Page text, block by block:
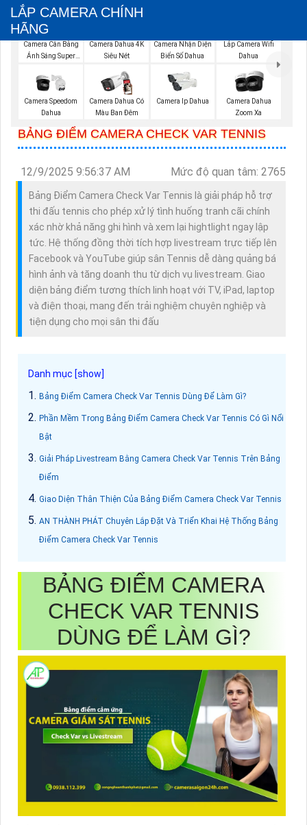
LẮP CAMERA CHÍNH
HÃNG
Camera Cân Bằng
Ánh Sáng Super
Camera Dahua 4K
Siêu Nét
Camera Nhận Diện
Biển Số Dahua
Lắp Camera Wifi
Dahua
Camera Speedom
Dahua
Camera Dahua Có
Màu Ban Đêm
Camera Ip Dahua
Camera Dahua
Zoom Xa
BẢNG ĐIỂM CAMERA CHECK VAR TENNIS
12/9/2025 9:56:37 AM Mức độ quan tâm: 2765
Bảng Điểm Camera Check Var Tennis là giải pháp hỗ trợ
thi đấu tennis cho phép xử lý tình huống tranh cãi chính
xác nhờ khả năng ghi hình và xem lại hightlight ngay lập
tức. Hệ thống đồng thời tích hợp livestream trực tiếp lên
Facebook và YouTube giúp sân Tennis dễ dàng quảng bá
hình ảnh và tăng doanh thu từ dịch vụ livestream. Giao
diện bảng điểm tương thích linh hoạt với TV, iPad, laptop
và điện thoại, mang đến trải nghiệm chuyên nghiệp và
tiện dụng cho mọi sân thi đấu
Bảng Điểm Camera Check Var Tennis Dùng Để Làm Gì?
Phần Mềm Trong Bảng Điểm Camera Check Var Tennis Có Gì Nổi
Bật
Giải Pháp Livestream Bằng Camera Check Var Tennis Trên Bảng
Điểm
Giao Diện Thân Thiện Của Bảng Điểm Camera Check Var Tennis
AN THÀNH PHÁT Chuyên Lắp Đặt Và Triển Khai Hệ Thống Bảng
Điểm Camera Check Var Tennis
BẢNG ĐIỂM CAMERA
CHECK VAR TENNIS
DÙNG ĐỂ LÀM GÌ?